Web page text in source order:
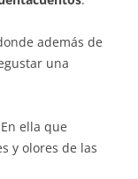
además de
una
ella que
y olores de las